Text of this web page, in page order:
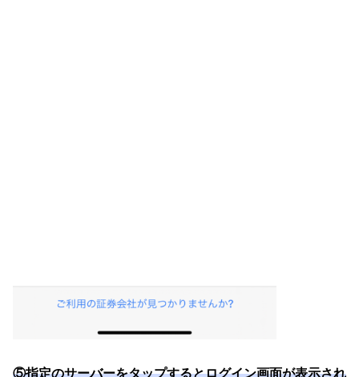
⑤指定のサーバーをタップするとログイン画面が表示され